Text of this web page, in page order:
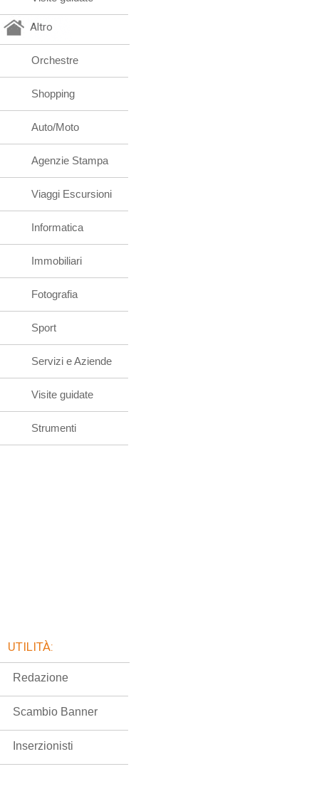
Altro
Orchestre
Shopping
Auto/Moto
Agenzie Stampa
Viaggi Escursioni
Informatica
Immobiliari
Fotografia
Sport
Servizi e Aziende
Visite guidate
Strumenti
UTILITÀ:
Redazione
Scambio Banner
Inserzionisti